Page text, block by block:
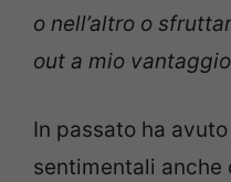
o nell’altro o
out a mio
In passato ha
sentimentali anche